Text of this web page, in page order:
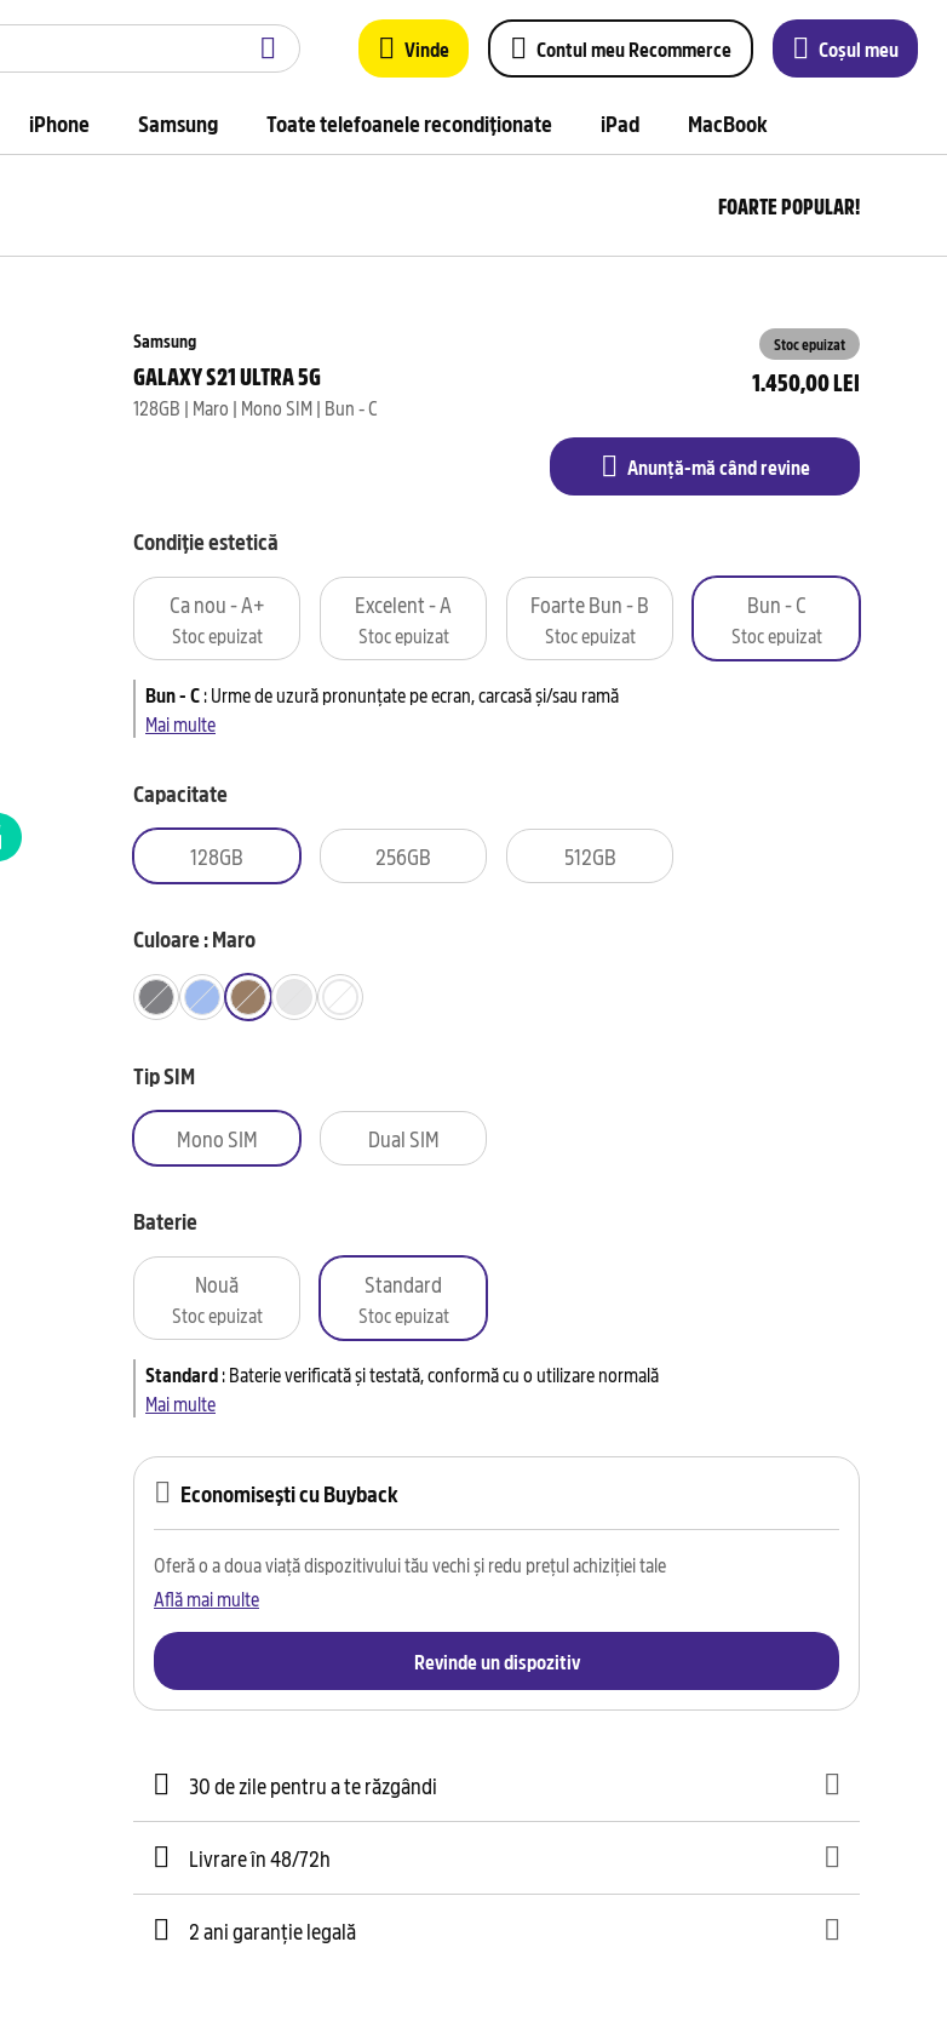
Vinde Contul meu Recommerce Coșul meu
iPhone Samsung Toate telefoanele recondiționate iPad MacBook
FOARTE POPULAR!
Samsung
GALAXY S21 ULTRA 5G
128GB | Maro | Mono SIM | Bun - C
Stoc epuizat
1.450,00 LEI
Anunță-mă când revine
Condiție estetică
Ca nou - A+
Stoc epuizat
Excelent - A
Stoc epuizat
Foarte Bun - B
Stoc epuizat
Bun - C
Stoc epuizat
Bun - C:Urme de uzură pronunțate pe ecran, carcasă și/sau ramă
Mai multe
Capacitate
128GB 256GB 512GB
Culoare : Maro
Tip SIM
Mono SIM Dual SIM
Baterie
Nouă
Stoc epuizat
Standard
Stoc epuizat
Standard:Baterie verificată și testată, conformă cu o utilizare normală
Mai multe
Economisești cu Buyback
Oferă o a doua viață dispozitivului tău vechi și redu prețul achiziției tale
Află mai multe
Revinde un dispozitiv
30 de zile pentru a te răzgândi
Livrare în 48/72h
2 ani garanție legală